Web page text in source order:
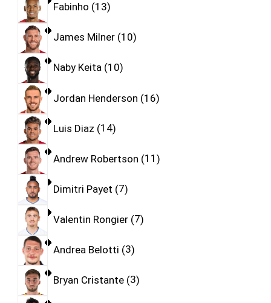
Fabinho 13
James Milner 10
Naby Keita 10
Jordan Henderson 16
Luis Diaz 14
Andrew Robertson 11
Dimitri Payet 7
Valentin Rongier 7
Andrea Belotti 3
Bryan Cristante 3